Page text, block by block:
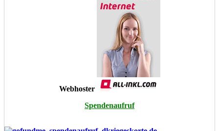
Webhoster
Spendenaufruf